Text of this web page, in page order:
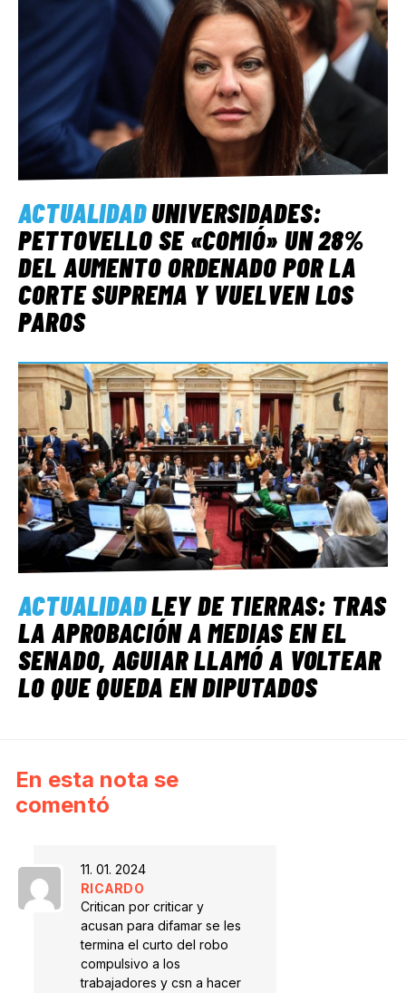
ACTUALIDADUNIVERSIDADES:
PETTOVELLO SE «COMIÓ» UN 28%
DEL AUMENTO ORDENADO POR LA
CORTE SUPREMA Y VUELVEN LOS
PAROS
ACTUALIDADLEY DE TIERRAS: TRAS
LA APROBACIÓN A MEDIAS EN EL
SENADO, AGUIAR LLAMÓ A VOLTEAR
LO QUE QUEDA EN DIPUTADOS
En esta nota se
comentó
11. 01. 2024
RICARDO
Critican por criticar y
acusan para difamar se les
termina el curto del robo
compulsivo a los
trabajadores y csn a hacer